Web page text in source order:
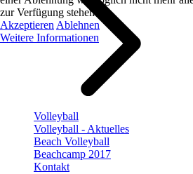
Volleyball
Volleyball - Aktuelles
Beach Volleyball
Beachcamp 2017
Kontakt
zur Verfügung stehen.
Akzeptieren Ablehnen
Weitere Informationen